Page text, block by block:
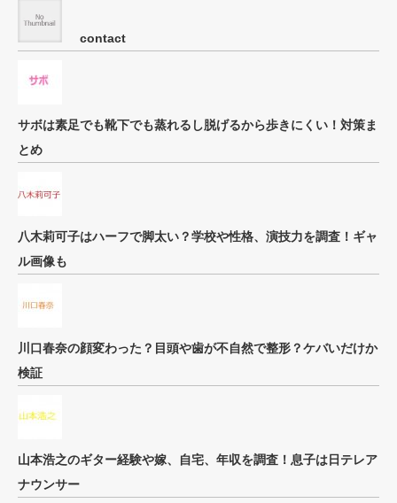
contact
サボは素足でも靴下でも蒸れるし脱げるから歩きにくい！対策ま
とめ
八木莉可子はハーフで脚太い？学校や性格、演技力を調査！ギャ
ル画像も
川口春奈の顔変わった？目頭や歯が不自然で整形？ケバいだけか
検証
山本浩之のギター経験や嫁、自宅、年収を調査！息子は日テレア
ナウンサー